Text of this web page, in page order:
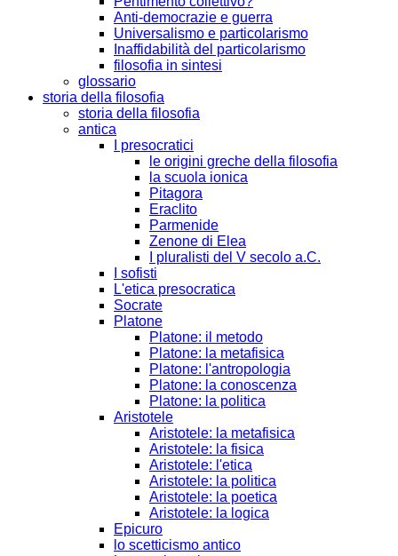
Anti-democrazie e guerra
Universalismo e particolarismo
Inaffidabilità del particolarismo
filosofia in sintesi
glossario
storia della filosofia
storia della filosofia
antica
I presocratici
le origini greche della filosofia
la scuola ionica
Pitagora
Eraclito
Parmenide
Zenone di Elea
I pluralisti del V secolo a.C.
I sofisti
L'etica presocratica
Socrate
Platone
Platone: il metodo
Platone: la metafisica
Platone: l'antropologia
Platone: la conoscenza
Platone: la politica
Aristotele
Aristotele: la metafisica
Aristotele: la fisica
Aristotele: l'etica
Aristotele: la politica
Aristotele: la poetica
Aristotele: la logica
Epicuro
lo scetticismo antico